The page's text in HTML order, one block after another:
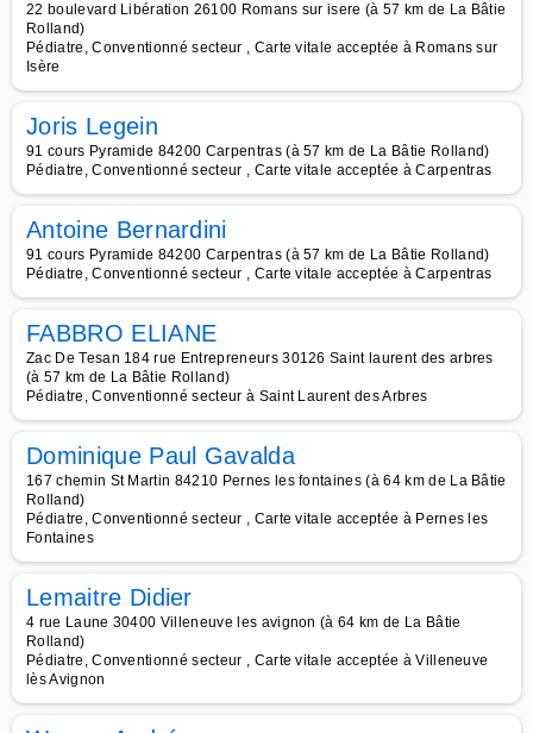
22 boulevard Libération 26100 Romans sur isere (à 57 km de La Bâtie
Rolland)
Pédiatre, Conventionné secteur , Carte vitale acceptée à Romans sur
Isère
Joris Legein
91 cours Pyramide 84200 Carpentras (à 57 km de La Bâtie Rolland)
Pédiatre, Conventionné secteur , Carte vitale acceptée à Carpentras
Antoine Bernardini
91 cours Pyramide 84200 Carpentras (à 57 km de La Bâtie Rolland)
Pédiatre, Conventionné secteur , Carte vitale acceptée à Carpentras
FABBRO ELIANE
Zac De Tesan 184 rue Entrepreneurs 30126 Saint laurent des arbres
(à 57 km de La Bâtie Rolland)
Pédiatre, Conventionné secteur à Saint Laurent des Arbres
Dominique Paul Gavalda
167 chemin St Martin 84210 Pernes les fontaines (à 64 km de La Bâtie
Rolland)
Pédiatre, Conventionné secteur , Carte vitale acceptée à Pernes les
Fontaines
Lemaitre Didier
4 rue Laune 30400 Villeneuve les avignon (à 64 km de La Bâtie
Rolland)
Pédiatre, Conventionné secteur , Carte vitale acceptée à Villeneuve
lès Avignon